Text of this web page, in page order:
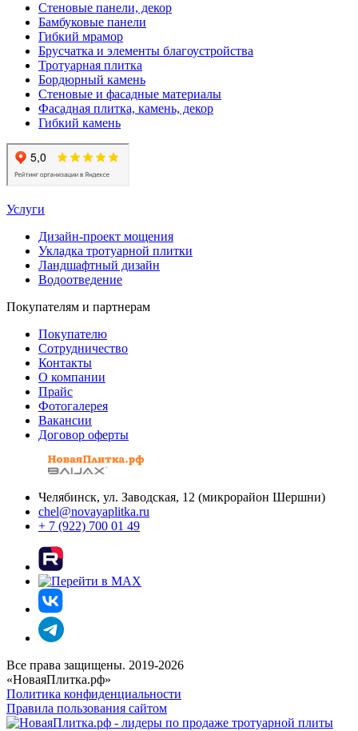
Стеновые панели, декор
Бамбуковые панели
Гибкий мрамор
Брусчатка и элементы благоустройства
Тротуарная плитка
Бордюрный камень
Стеновые и фасадные материалы
Фасадная плитка, камень, декор
Гибкий камень
Услуги
Дизайн-проект мощения
Укладка тротуарной плитки
Ландшафтный дизайн
Водоотведение
Покупателям и партнерам
Покупателю
Сотрудничество
Контакты
О компании
Прайс
Фотогалерея
Вакансии
Договор оферты
Челябинск, ул. Заводская, 12 (микрорайон Шершни)
chel@novayaplitka.ru
+ 7 (922) 700 01 49
Все права защищены. 2019-2026
«НоваяПлитка.рф»
Политика конфиденциальности
Правила пользования сайтом